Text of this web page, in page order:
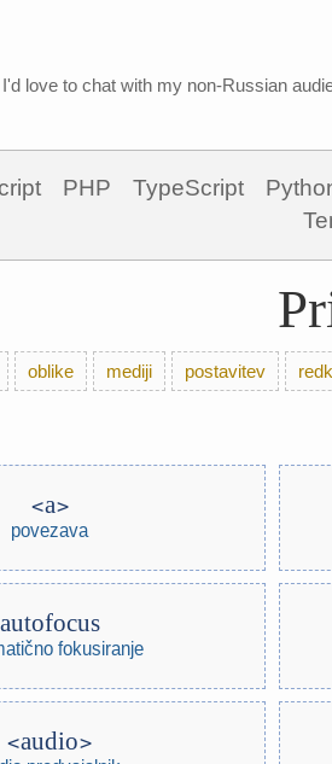
I'd love to chat with my non-Russian
PHP TypeScript
oblike mediji postavitev
a
povezava
autofocus
fokusiranje
audio